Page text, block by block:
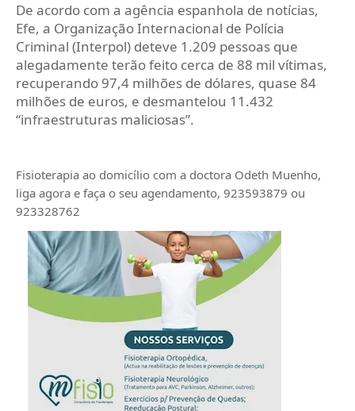
De acordo com a agência espanhola de notícias,
Efe, a Organização Internacional de Polícia
Criminal (Interpol) deteve 1.209 pessoas que
alegadamente terão feito cerca de 88 mil vítimas,
recuperando 97,4 milhões de dólares, quase 84
milhões de euros, e desmantelou 11.432
“infraestruturas maliciosas”.
Fisioterapia ao domicílio com a doctora Odeth Muenho,
liga agora e faça o seu agendamento, 923593879 ou
923328762